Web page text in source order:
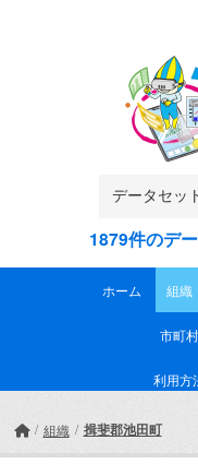
1879件のデ
ホーム 組織
市町
利用方
組織 揖斐郡池田町